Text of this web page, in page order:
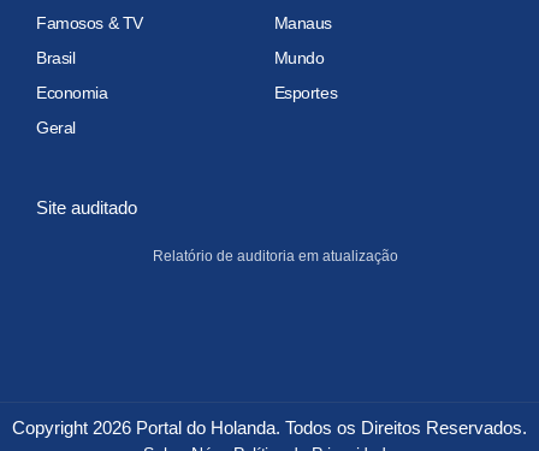
Famosos & TV
Manaus
Brasil
Mundo
Economia
Esportes
Geral
Site auditado
Relatório de auditoria em atualização
Copyright 2026 Portal do Holanda. Todos os Direitos Reservados.